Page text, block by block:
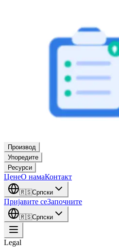
Производ
Упоредите
Ресурси
ЦенеО намаКонтакт
🇷🇸Српски
Пријавите сеЗапочните
🇷🇸Српски
Legal